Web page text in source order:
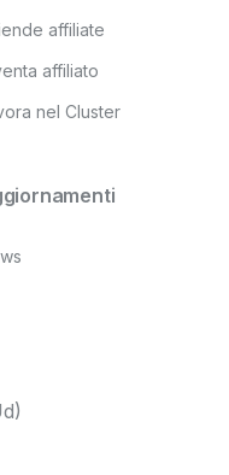
affiliate
affiliato
nel Cluster